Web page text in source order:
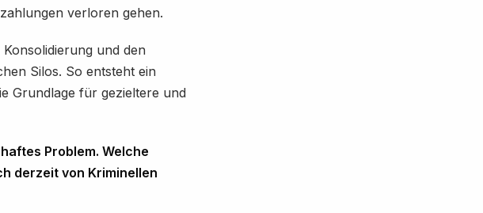
verloren gehen.
und den
Silos. So entsteht ein
Grundlage für gezieltere und
Problem. Welche
derzeit von Kriminellen